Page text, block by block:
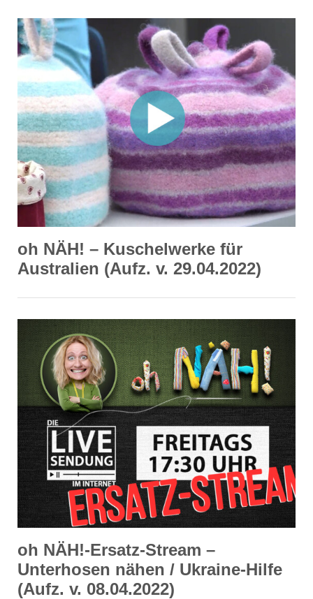
oh NÄH! – Kuschelwerke für
Australien (Aufz. v. 29.04.2022)
oh NÄH!-Ersatz-Stream –
Unterhosen nähen / Ukraine-Hilfe
(Aufz. v. 08.04.2022)